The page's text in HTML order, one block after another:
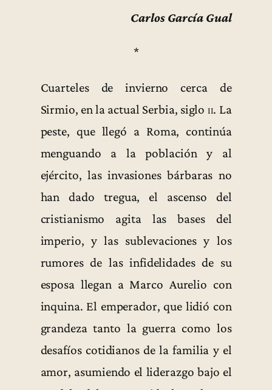
Carlos García Gual
*
Cuarteles de invierno cerca de
Sirmio, en la actual Serbia, siglo ii. La
peste, que llegó a Roma, continúa
menguando a la población y al
ejército, las invasiones bárbaras no
han dado tregua, el ascenso del
cristianismo agita las bases del
imperio, y las sublevaciones y los
rumores de las infidelidades de su
esposa llegan a Marco Aurelio con
inquina. El emperador, que lidió con
grandeza tanto la guerra como los
desafíos cotidianos de la familia y el
amor, asumiendo el liderazgo bajo el